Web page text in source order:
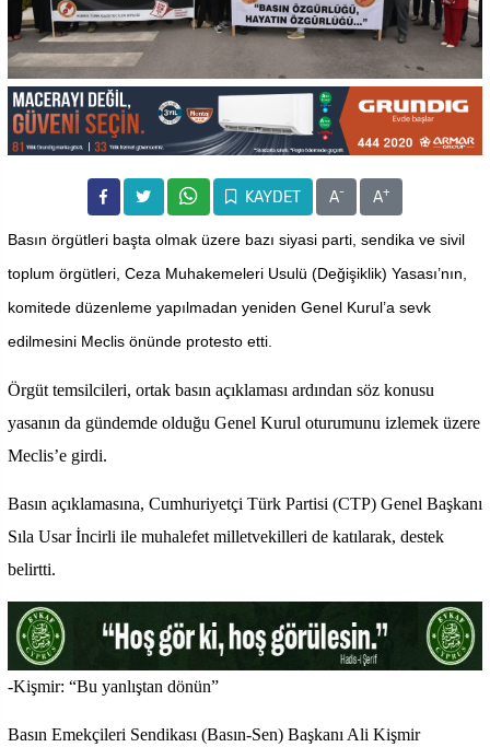
KAYDET A- A+
Basın örgütleri başta olmak üzere bazı siyasi parti, sendika ve sivil
toplum örgütleri, Ceza Muhakemeleri Usulü (Değişiklik) Yasası’nın,
komitede düzenleme yapılmadan yeniden Genel Kurul’a sevk
edilmesini Meclis önünde protesto etti.
Örgüt temsilcileri, ortak basın açıklaması ardından söz konusu
yasanın da gündemde olduğu Genel Kurul oturumunu izlemek üzere
Meclis’e girdi.
Basın açıklamasına, Cumhuriyetçi Türk Partisi (CTP) Genel Başkanı
Sıla Usar İncirli ile muhalefet milletvekilleri de katılarak, destek
belirtti.
-Kişmir: “Bu yanlıştan dönün”
Basın Emekçileri Sendikası (Basın-Sen) Başkanı Ali Kişmir